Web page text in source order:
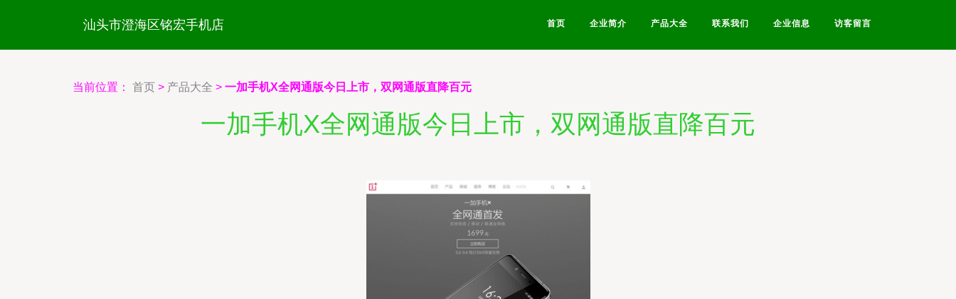
汕头市澄海区铭宏手机店 首页 企业简介 产品大全 联系我们 企业信息 访客留言
当前位置： 首页 > 产品大全 > 一加手机X全网通版今日上市，双网通版直降百元
一加手机X全网通版今日上市，双网通版直降百元